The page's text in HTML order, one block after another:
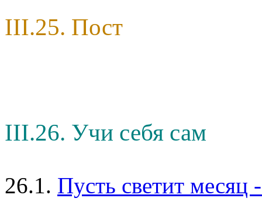
III.25. Пост
III.26. Учи себя сам
26.1. Пусть светит